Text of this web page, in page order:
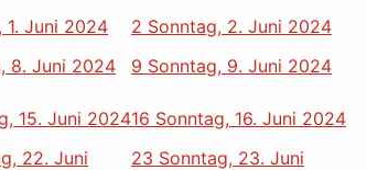
1. Juni 2024 2 Sonntag, 2. Juni 2024
8. Juni 2024 9 Sonntag, 9. Juni 2024
15. Juni 202416 Sonntag, 16. Juni 2024
22. Juni
23 Sonntag, 23. Juni